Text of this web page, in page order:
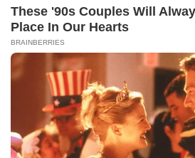
9 Juni 2026
Tol Sibanceh; Jalan Mulus yang
Selengkapnya
Editorial
6 Agustus 2026